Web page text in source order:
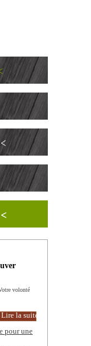
volonté
Lire la suite
pour une